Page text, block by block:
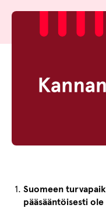
Suomeen
pääsääntöisesti